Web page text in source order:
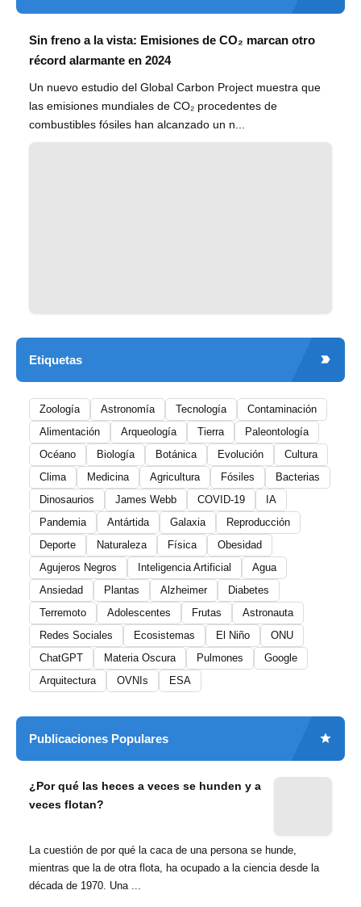
Sin freno a la vista: Emisiones de CO₂ marcan otro
récord alarmante en 2024
Un nuevo estudio del Global Carbon Project muestra que
las emisiones mundiales de CO₂ procedentes de
combustibles fósiles han alcanzado un n...
Etiquetas
Zoología Astronomía Tecnología
Contaminación
Alimentación
Arqueología Tierra
Paleontología
Océano
Biología Botánica Evolución
Cultura
Clima
Medicina Agricultura Fósiles
Bacterias
Dinosaurios
James Webb COVID-19
IA
Pandemia
Antártida Galaxia
Reproducción
Deporte
Naturaleza Física
Obesidad
Agujeros Negros
Inteligencia Artificial
Agua
Ansiedad
Plantas Alzheimer
Diabetes
Terremoto
Adolescentes Frutas
Astronauta
Redes Sociales
Ecosistemas El Niño
ONU
ChatGPT
Materia Oscura Pulmones
Google
Arquitectura
OVNIs ESA
Publicaciones Populares
¿Por qué las heces a veces se hunden y a
veces flotan?
La cuestión de por qué la caca de una persona se hunde,
mientras que la de otra flota, ha ocupado a la ciencia desde la
década de 1970. Una ...